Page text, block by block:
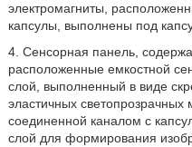
электромагниты,
капсулы, выполнены под
4. Сенсорная панель,
расположенные емкостной
слой, выполненный в виде
эластичных
соединенной каналом с
слой для формирования